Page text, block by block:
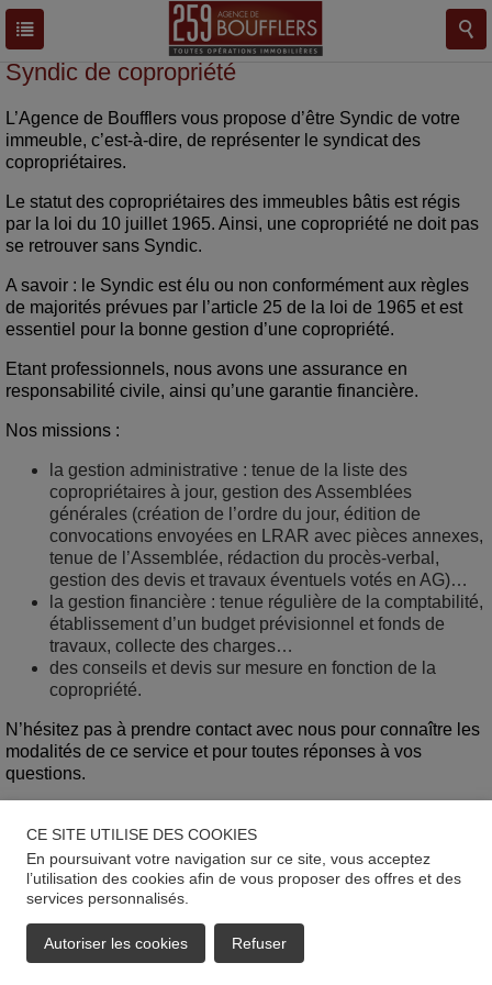
Syndic de copropriété
L’Agence de Boufflers vous propose d’être Syndic de votre
immeuble, c’est-à-dire, de représenter le syndicat des
copropriétaires.
Le statut des copropriétaires des immeubles bâtis est régis
par la loi du 10 juillet 1965. Ainsi, une copropriété ne doit pas
se retrouver sans Syndic.
A savoir : le Syndic est élu ou non conformément aux règles
de majorités prévues par l’article 25 de la loi de 1965 et est
essentiel pour la bonne gestion d’une copropriété.
Etant professionnels, nous avons une assurance en
responsabilité civile, ainsi qu’une garantie financière.
Nos missions :
la gestion administrative : tenue de la liste des
copropriétaires à jour, gestion des Assemblées
générales (création de l’ordre du jour, édition de
convocations envoyées en LRAR avec pièces annexes,
tenue de l’Assemblée, rédaction du procès-verbal,
gestion des devis et travaux éventuels votés en AG)…
la gestion financière : tenue régulière de la comptabilité,
établissement d’un budget prévisionnel et fonds de
travaux, collecte des charges…
des conseils et devis sur mesure en fonction de la
copropriété.
N’hésitez pas à prendre contact avec nous pour connaître les
modalités de ce service et pour toutes réponses à vos
questions.
CE SITE UTILISE DES COOKIES
En poursuivant votre navigation sur ce site, vous acceptez
l’utilisation des cookies afin de vous proposer des offres et des
services personnalisés.
Autoriser les cookies Refuser